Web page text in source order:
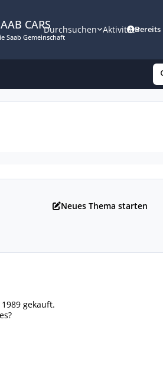
CARS
Saab Gemeinschaft
Durchsuchen Aktivität
Neues Thema starten
gekauft.